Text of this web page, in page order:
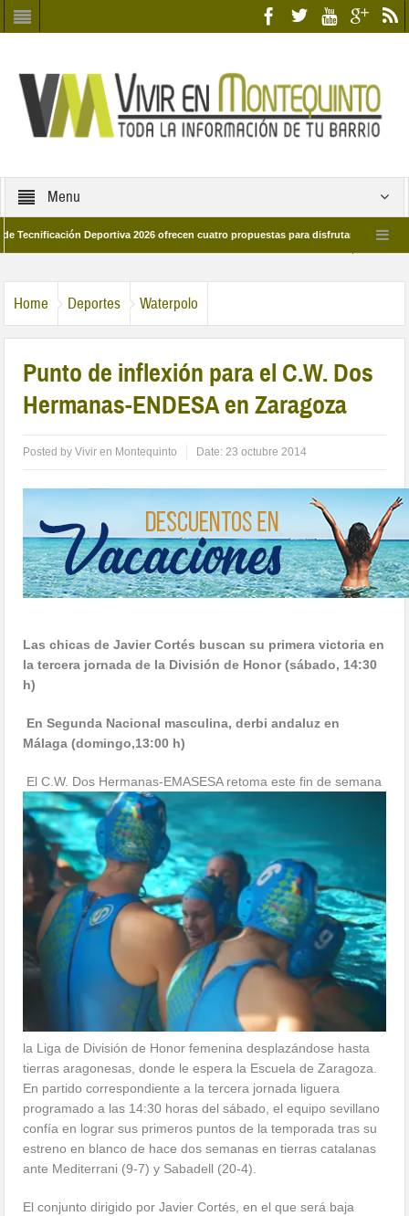
Menu
Deportiva 2026 ofrecen cuatro propuestas para disfrutar del deporte este
Home Deportes Waterpolo
Punto de inflexión para el C.W. Dos
Hermanas-ENDESA en Zaragoza
Posted byVivir en Montequinto Date:23 octubre 2014
Las chicas de Javier Cortés buscan su primera victoria en
la tercera jornada de la División de Honor (sábado, 14:30
h)
En Segunda Nacional masculina, derbi andaluz en
Málaga (domingo,13:00 h)
El C.W. Dos Hermanas-EMASESA retoma este fin de semana
la Liga de División de Honor femenina desplazándose hasta
tierras aragonesas, donde le espera la Escuela de Zaragoza.
En partido correspondiente a la tercera jornada liguera
programado a las 14:30 horas del sábado, el equipo sevillano
confía en lograr sus primeros puntos de la temporada tras su
estreno en blanco de hace dos semanas en tierras catalanas
ante Mediterrani (9-7) y Sabadell (20-4).
El conjunto dirigido por Javier Cortés, en el que será baja